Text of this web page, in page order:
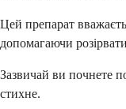
Цей препарат
допомагаючи
Зазвичай ви почнете
стихне.